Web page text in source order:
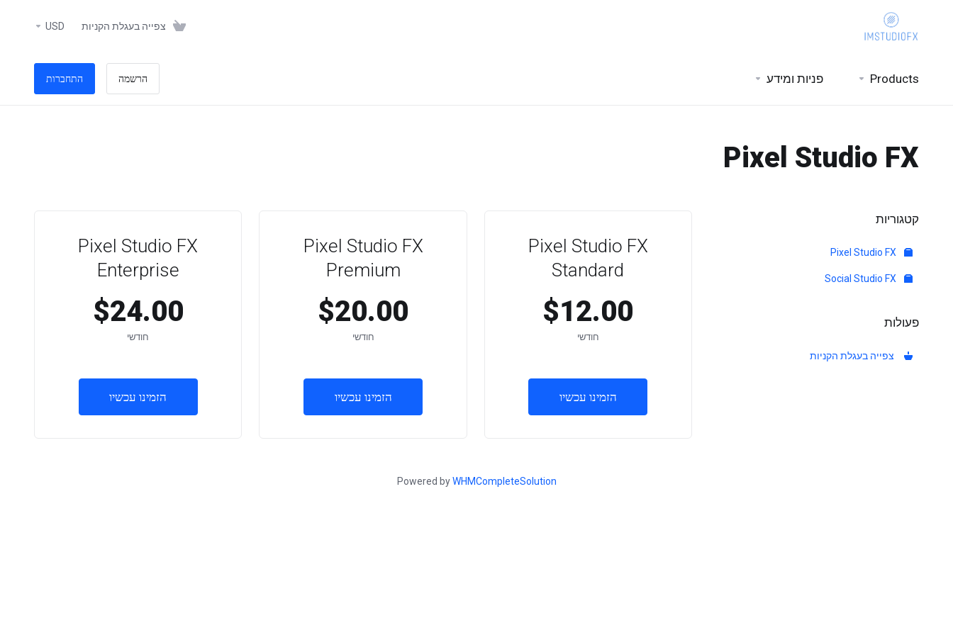
צפייה בעגלת הקניות USD
Products פניות ומידע הרשמה התחברות
Pixel Studio FX
קטגוריות
פעולות
צפייה בעגלת הקניות
Pixel Studio FX
Standard
$12.00
חודשי
הזמינו עכשיו
Pixel Studio FX
Premium
$20.00
חודשי
הזמינו עכשיו
Pixel Studio FX
Enterprise
$24.00
חודשי
הזמינו עכשיו
Powered byWHMCompleteSolution